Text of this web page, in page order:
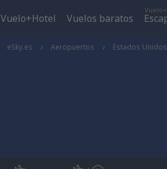
Vuelo+Hotel Vuelos baratos
eSky.es Aeropuertos Estados Unidos